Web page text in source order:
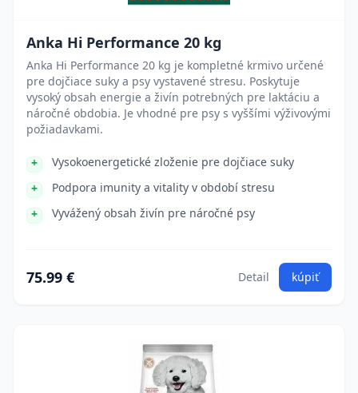
Anka Hi Performance 20 kg
Anka Hi Performance 20 kg je kompletné krmivo určené
pre dojčiace suky a psy vystavené stresu. Poskytuje
vysoký obsah energie a živín potrebných pre laktáciu a
náročné obdobia. Je vhodné pre psy s vyššími výživovými
požiadavkami.
Vysokoenergetické zloženie pre dojčiace suky
Podpora imunity a vitality v období stresu
Vyvážený obsah živín pre náročné psy
75.99 € Detail kúpiť